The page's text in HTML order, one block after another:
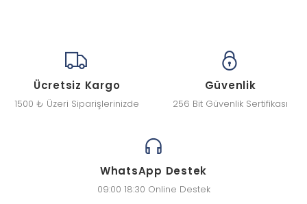
Ücretsiz Kargo
1500 ₺ Üzeri Siparişlerinizde
Güvenlik
256 Bit Güvenlik Sertifikası
WhatsApp Destek
09:00 18:30 Online Destek